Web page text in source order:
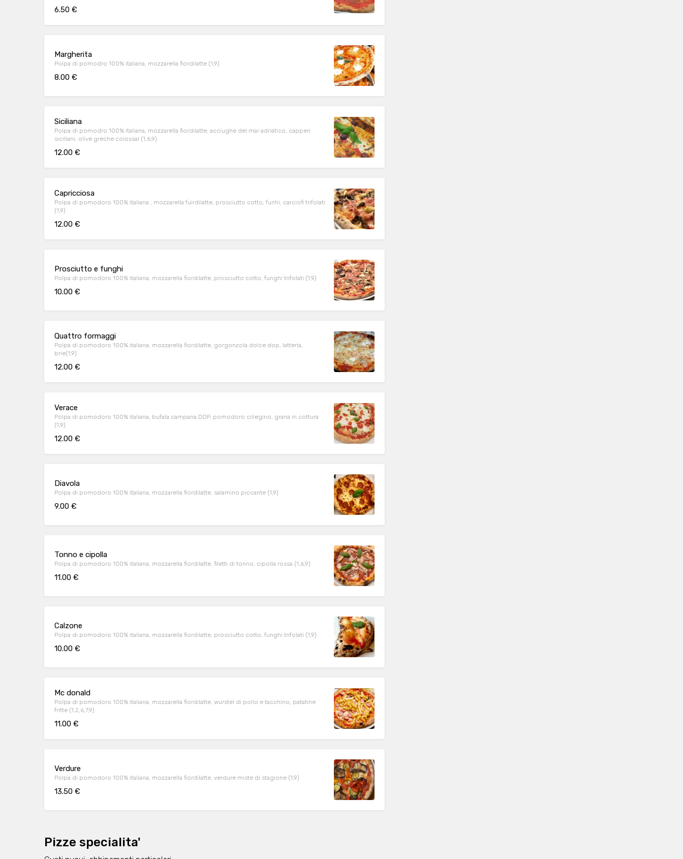
6.50 €
Margherita
Polpa di pomodro 100% italiana, mozzarella fiordilatte (1,9)
8.00 €
Siciliana
Polpa di pomodro 100% italiana, mozzarella fiordilatte, acciughe del mar adriatico, capperi
siciliani, olive greche colossal (1,6,9)
12.00 €
Capricciosa
Polpa di pomodoro 100% italiana , mozzarella fuirdilatte, prosciutto cotto, funhi, carciofi trifolati
(1,9)
12.00 €
Prosciutto e funghi
Polpa di pomodoro 100% italiana, mozzarella fiordilatte, prosciutto cotto, funghi trifolati (1,9)
10.00 €
Quattro formaggi
Polpa di pomodoro 100% italiana, mozzarella fiordilatte, gorgonzola dolce dop, latteria,
brie(1,9)
12.00 €
Verace
Polpa di pomodoro 100% italiana, bufala campana DOP, pomodoro ciliegino, grana in cottura
(1,9)
12.00 €
Diavola
Polpa di pomodoro 100% italiana, mozzarella fiordilatte, salamino piccante (1,9)
9.00 €
Tonno e cipolla
Polpa di pomodoro 100% italiana, mozzarella fiordilatte, filetti di tonno, cipolla rossa (1,6,9)
11.00 €
Calzone
Polpa di pomodoro 100% italiana, mozzarella fiordilatte, prosciutto cotto, funghi trifolati (1,9)
10.00 €
Mc donald
Polpa di pomodoro 100% italiana, mozzarella fiordilatte, wurstel di pollo e tacchino, patatine
fritte (1,2,6,7,9)
11.00 €
Verdure
Polpa di pomodoro 100% italiana, mozzarella fiordilatte, verdure miste di stagione (1,9)
13.50 €
Pizze specialita'